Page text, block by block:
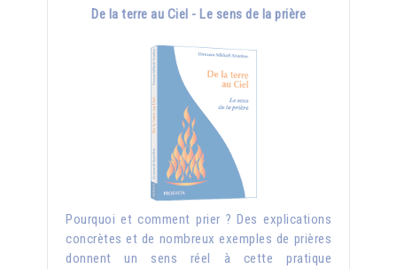
De la terre au Ciel - Le sens de la prière
Pourquoi et comment prier ? Des explications
concrètes et de nombreux exemples de prières
donnent un sens réel à cette pratique